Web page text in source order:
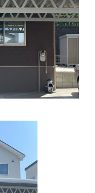
合わせ
8196